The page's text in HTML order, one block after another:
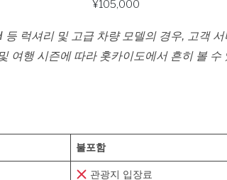
¥105,000
럭셔리 및 고급 차량 모델의 경우, 고객
여행 시즌에 따라 홋카이도에서 흔히 볼 수
불포함
관광지 입장료